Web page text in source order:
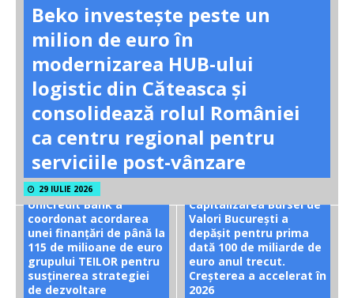
Beko investește peste un
milion de euro în
modernizarea HUB-ului
logistic din Căteasca și
consolidează rolul României
ca centru regional pentru
serviciile post-vânzare
29 IULIE 2026
UniCredit Bank a
coordonat acordarea
unei finanțări de până la
115 de milioane de euro
grupului TEILOR pentru
susținerea strategiei
de dezvoltare
Capitalizarea Bursei de
Valori București a
depășit pentru prima
dată 100 de miliarde de
euro anul trecut.
Creșterea a accelerat în
2026